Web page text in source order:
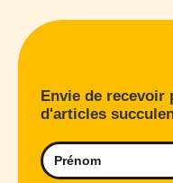
Envie de recevoir
d'articles